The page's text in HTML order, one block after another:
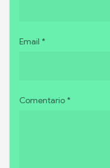
Email *
Comentario *